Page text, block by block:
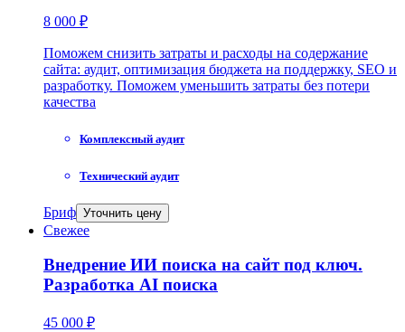
8 000 ₽
Поможем снизить затраты и расходы на содержание
сайта: аудит, оптимизация бюджета на поддержку, SEO и
разработку. Поможем уменьшить затраты без потери
качества
Комплексный аудит
Технический аудит
Бриф Уточнить цену
Свежее
Внедрение ИИ поиска на сайт под ключ.
Разработка AI поиска
45 000 ₽